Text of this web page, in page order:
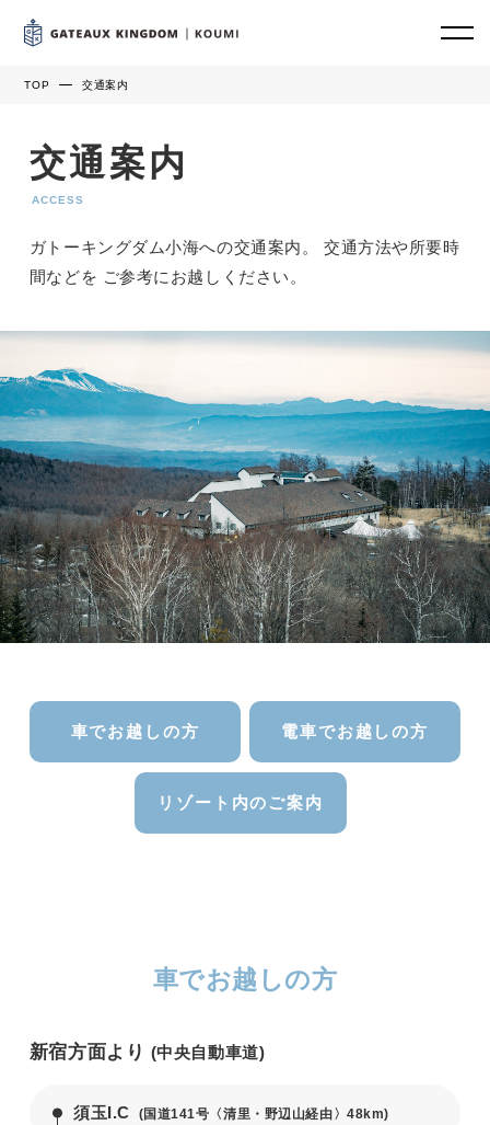
TOP 交通案内
交通案内
ACCESS
ガトーキングダム小海への交通案内。 交通方法や所要時
間などを ご参考にお越しください。
車でお越しの方 電車でお越しの方
リゾート内のご案内
車でお越しの方
新宿方面より (中央自動車道)
須玉I.C (国道141号〈清里・野辺山経由〉48km)